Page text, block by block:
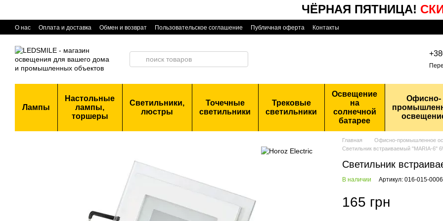
ЧЁРНАЯ ПЯТНИЦА!
О нас Оплата и доставка Обмен и возврат Пользовательское соглашение Публичная оферта Контакты
Лампы
Настольные
лампы,
торшеры
Светильники,
люстры
Точечные
светильники
Трековые
светильники
Освещение
на
солнечной
батарее
Офисно-
Главная Офисно-промышленное
Светильник встраиваемый "MARIA-6"
Светильник
В наличии Артикул: 016-015-
165 грн